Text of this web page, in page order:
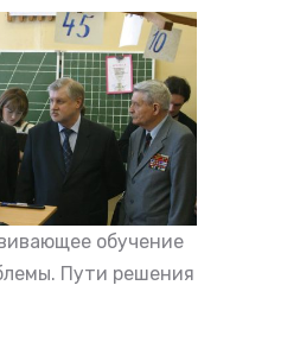
обучение
Пути решения